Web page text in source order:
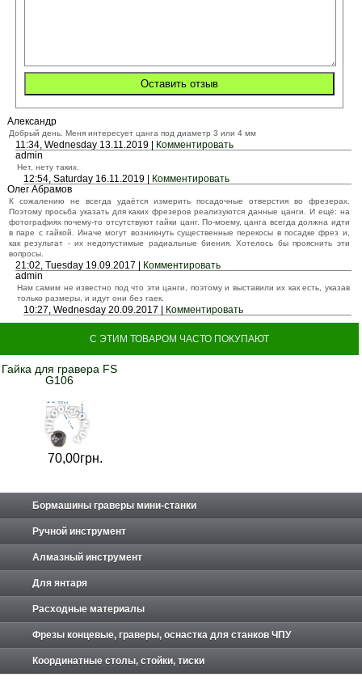
Александр
Добрый день. Меня интересует цанга под диаметр 3 или 4 мм
11:34, Wednesday 13.11.2019 | Комментировать
admin
Нет, нету таких.
12:54, Saturday 16.11.2019 | Комментировать
Олег Абрамов
К сожалению не всегда удаётся измерить посадочные отверстия во фрезерах.
Поэтому просьба указать для каких фрезеров реализуются данные цанги. И ещё: на
фотографиях почему-то отсутствуют гайки цанг. По-моему, цанга всегда должна идти
в паре с гайкой. Иначе могут возникнуть существенные перекосы в посадке фрез и,
как результат - их недопустимые радиальные биения. Хотелось бы прояснить эти
вопросы.
21:02, Tuesday 19.09.2017 | Комментировать
admin
Нам самим не известно под что эти цанги, поэтому и выставили их как есть, указав
только размеры, и идут они без гаек.
10:27, Wednesday 20.09.2017 | Комментировать
С ЭТИМ ТОВАРОМ ЧАСТО ПОКУПАЮТ
Гайка для гравера FS
G106
70,00грн.
Бормашины граверы мини-станки
Ручной инструмент
Алмазный инструмент
Для янтаря
Расходные материалы
Фрезы концевые, граверы, оснастка для станков ЧПУ
Координатные столы, стойки, тиски